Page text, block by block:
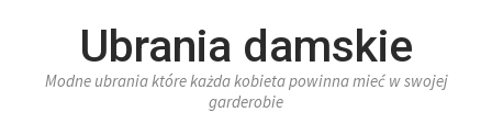
Ubrania damskie
Modne ubrania które każda kobieta powinna mieć w swojej
garderobie